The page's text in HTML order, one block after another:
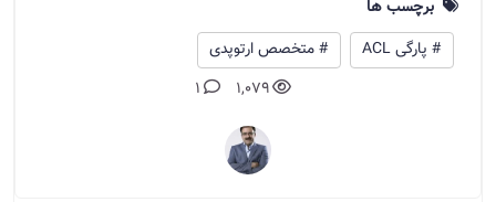
برچسب ها
# پارگی ACL
# متخصص ارتوپدی
1,079
1